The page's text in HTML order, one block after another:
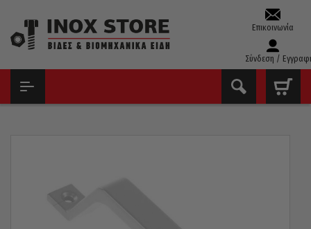
Επικοινωνία
Σύνδεση /